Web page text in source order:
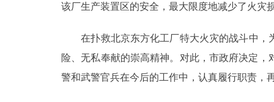
便民服务
中介服务
政民互动
该厂生产装置区的安全，最大限度地减少了火灾
在扑救北京东方化工厂特大火灾的战斗中，
险、无私奉献的崇高精神。对此，市政府决定
警和武警官兵在今后的工作中，认真履行职责，